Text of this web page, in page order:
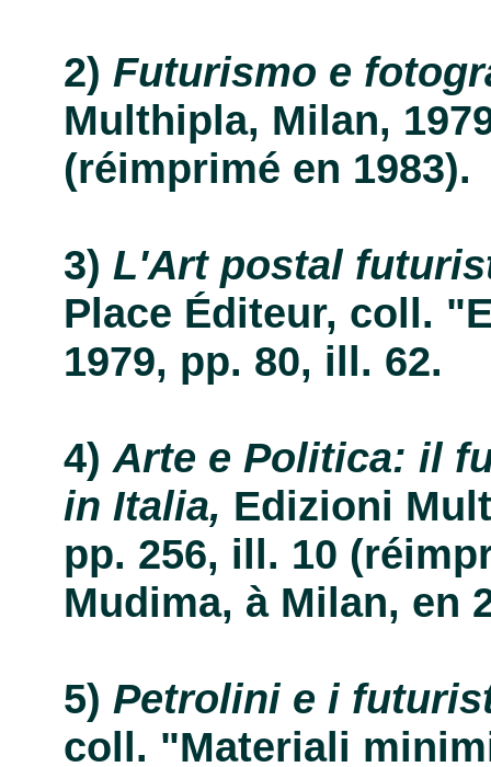
Futurismo e
Multhipla, Milan,
(réimprimé en 1983).
L'Art postal
Place Éditeur, coll.
1979, pp. 80, ill. 62.
Arte e Politica: il
in Italia, Edizioni
pp. 256, ill. 10
Mudima, à Milan, en
Petrolini e i
coll. "Materiali